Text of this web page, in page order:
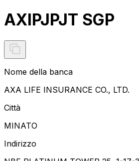
AXIPJPJT SGP
Nome della banca
AXA LIFE INSURANCE CO., LTD.
Città
MINATO
Indirizzo